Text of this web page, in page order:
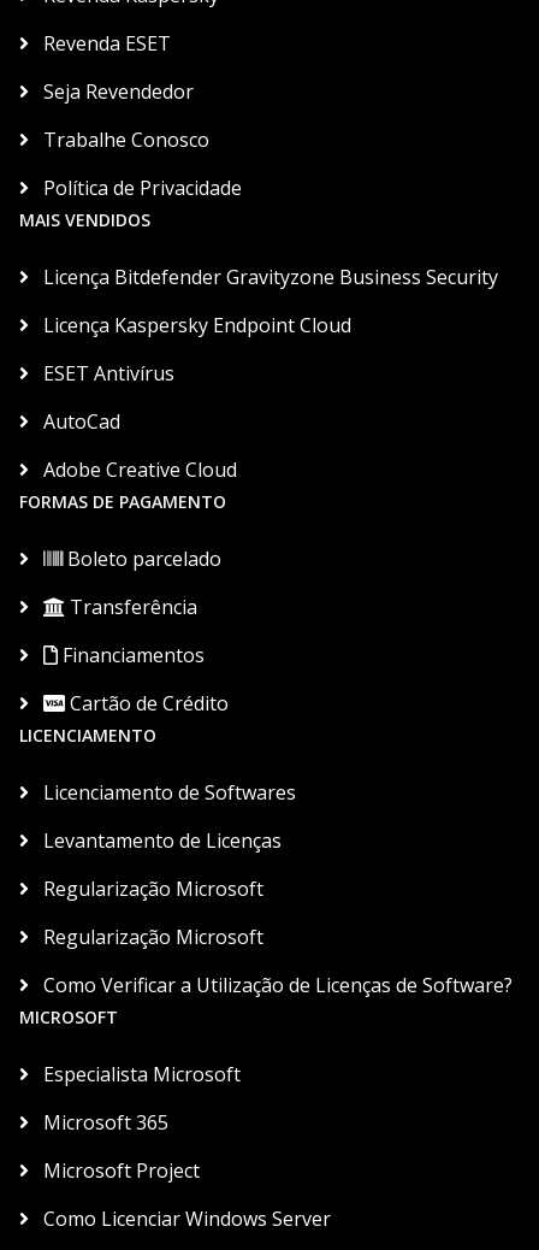
Revenda ESET
Seja Revendedor
Trabalhe Conosco
Política de Privacidade
MAIS VENDIDOS
Licença Bitdefender Gravityzone Business Security
Licença Kaspersky Endpoint Cloud
ESET Antivírus
AutoCad
Adobe Creative Cloud
FORMAS DE PAGAMENTO
Boleto parcelado
Transferência
Financiamentos
Cartão de Crédito
LICENCIAMENTO
Licenciamento de Softwares
Levantamento de Licenças
Regularização Microsoft
Regularização Microsoft
Como Verificar a Utilização de Licenças de Software?
MICROSOFT
Especialista Microsoft
Microsoft 365
Microsoft Project
Como Licenciar Windows Server